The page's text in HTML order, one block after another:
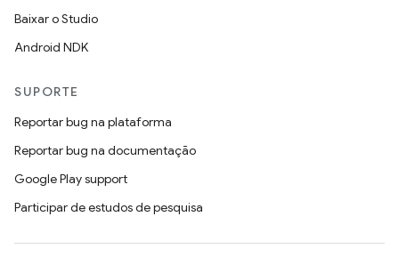
Baixar o Studio
Android NDK
SUPORTE
Reportar bug na plataforma
Reportar bug na documentação
Google Play support
Participar de estudos de pesquisa